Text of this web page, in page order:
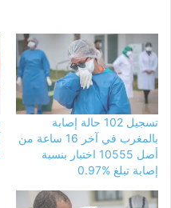
تسجيل 102 حالة إصابة
بالمغرب في آخر 16 ساعة من
أصل 10555 اختبار بنسبة
إصابة تبلغ %0.97